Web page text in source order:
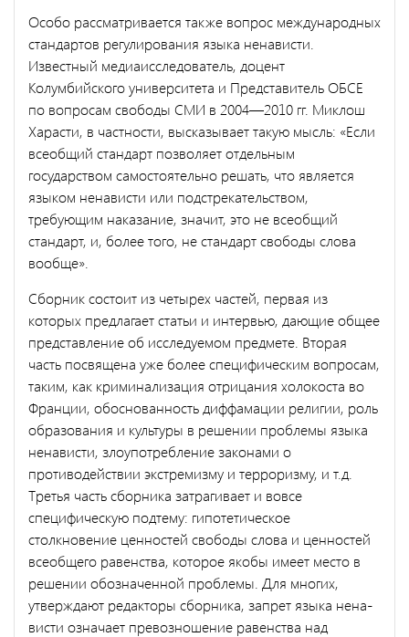
Особо рассматривается также вопрос международных
стандартов регулирования языка ненависти.
Известный медиаисследователь, до­цент
Колумбийского университета и Представитель ОБСЕ
по вопро­сам свободы СМИ в 2004—2010 гг. Миклош
Харасти, в частности, вы­сказывает такую мысль: «Если
всеобщий стандарт позволяет отдельным
государством самостоятельно решать, что является
языком ненависти или подстрекательством,
требующим наказание, значит, это не всеобщий
стандарт, и, более того, не стандарт свободы слова
вообще».
Сборник состоит из четырех частей, первая из
которых предлагает статьи и интервью, дающие общее
представление об исследуемом предмете. Вторая
часть посвящена уже более специфическим вопро­сам,
таким, как криминализация отрицания холокоста во
Франции, обоснованность диффамации религии, роль
образования и культуры в решении проблемы языка
ненависти, злоупотребление законами о
противодействии экстремизму и терроризму, и т.д.
Третья часть сбор­ника затрагивает и вовсе
специфическую подтему: гипотетическое
столкновение ценностей свободы слова и ценностей
всеобщего ра­венства, которое якобы имеет место в
решении обозначенной пробле­мы. Для многих,
утверждают редакторы сборника, запрет языка нена­
висти означает превозношение равенства над